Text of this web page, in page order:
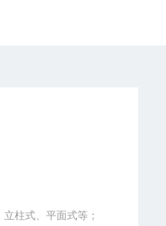
选择壁挂式、立柱式、平面式等；